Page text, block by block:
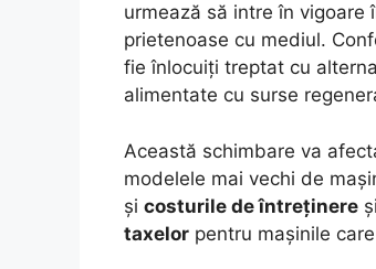
urmează să intre în vigoare
prietenoase cu mediul.
fie înlocuiți treptat cu
alimentate cu surse
Această schimbare va
modelele mai vechi de
și costurile de întreținere
taxelor pentru mașinile